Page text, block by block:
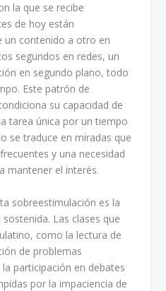
la que se recibe
de hoy están
un contenido a otro en
segundos en redes, un
en segundo plano, todo
Este patrón de
su capacidad de
tarea única por un tiempo
se traduce en miradas que
y una necesidad
mantener el interés.
sobreestimulación es la
Las clases que
como la lectura de
de problemas
participación en debates
por la impaciencia de